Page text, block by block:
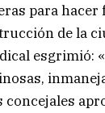
para hacer
de la
esgrimió:
concejales